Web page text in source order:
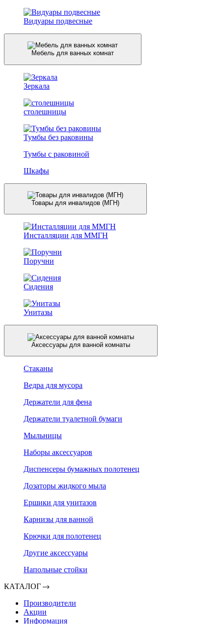
Видуары подвесные
Мебель для ванных комнат
Зеркала
столешницы
Тумбы без раковины
Тумбы с раковиной
Шкафы
Товары для инвалидов (МГН)
Инсталляции для ММГН
Поручни
Сидения
Унитазы
Аксессуары для ванной комнаты
Стаканы
Ведра для мусора
Держатели для фена
Держатели туалетной бумаги
Мыльницы
Наборы аксессуаров
Диспенсеры бумажных полотенец
Дозаторы жидкого мыла
Ершики для унитазов
Карнизы для ванной
Крючки для полотенец
Другие аксессуары
Напольные стойки
КАТАЛОГ
Производители
Акции
Информация